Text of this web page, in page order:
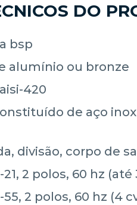
DO
bsp
alumínio ou bronze
420
de aço
divisão, corpo de
2 polos, 60 hz (até
2 polos, 60 hz (4